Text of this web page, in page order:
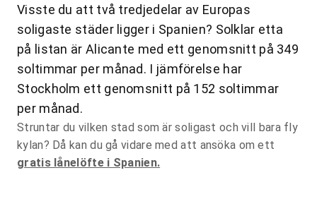
Visste du att två tredjedelar av Europas
soligaste städer ligger i Spanien? Solklar etta
på listan är Alicante med ett genomsnitt på 349
soltimmar per månad. I jämförelse har
Stockholm ett genomsnitt på 152 soltimmar
per månad.
Struntar du vilken stad som är soligast och vill bara fly
kylan? Då kan du gå vidare med att ansöka om ett
gratis lånelöfte i Spanien.